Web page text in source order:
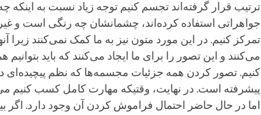
ترتیب قرار گرفته‌اند تجسم کنیم توجه زیاد نسبت به اینکه
جواهراتی استفاده کرده‌اند، چشمانشان چه رنگی است و
تمرکز کنیم. در این مورد متون نیز به ما کمک نمی‌کنند زیرا
می‌کنند و این تصور را برای ما ایجاد می‌کنند که باید بتوانیم
کنیم. تصور کردن همه جزئیات مجسمه‌ها که نظم پیچیده‌ای
پیشرفته است. در نهایت، وقتیکه مهارت کامل کسب کنیم
اما در حال حاضر احتمال فراموش کردن آن وجود دارد. اگر